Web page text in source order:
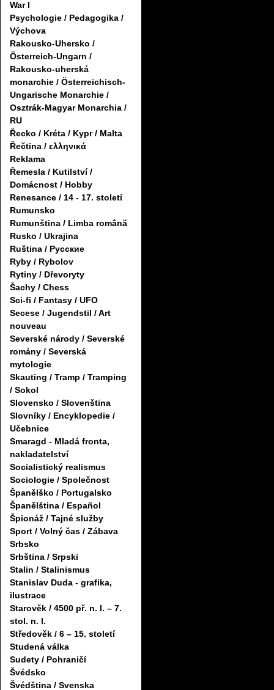
War I
Psychologie / Pedagogika /
Výchova
Rakousko-Uhersko /
Österreich-Ungarn /
Rakousko-uherská
monarchie / Österreichisch-
Ungarische Monarchie /
Osztrák-Magyar Monarchia /
RU
Řecko / Kréta / Kypr / Malta
Řečtina / ελληνικά
Reklama
Řemesla / Kutilství /
Domácnost / Hobby
Renesance / 14 - 17. století
Rumunsko
Rumunština / Limba română
Rusko / Ukrajina
Ruština / Русские
Ryby / Rybolov
Rytiny / Dřevoryty
Šachy / Chess
Sci-fi / Fantasy / UFO
Secese / Jugendstil / Art
nouveau
Severské národy / Severské
romány / Severská
mytologie
Skauting / Tramp / Tramping
/ Sokol
Slovensko / Slovenština
Slovníky / Encyklopedie /
Učebnice
Smaragd - Mladá fronta,
nakladatelství
Socialistický realismus
Sociologie / Společnost
Španělško / Portugalsko
Španělština / Español
Špionáž / Tajné služby
Sport / Volný čas / Zábava
Srbsko
Srbština / Srpski
Stalin / Stalinismus
Stanislav Duda - grafika,
ilustrace
Starověk / 4500 př. n. l. – 7.
stol. n. l.
Středověk / 6 – 15. století
Studená válka
Sudety / Pohraničí
Švédsko
Švédština / Svenska